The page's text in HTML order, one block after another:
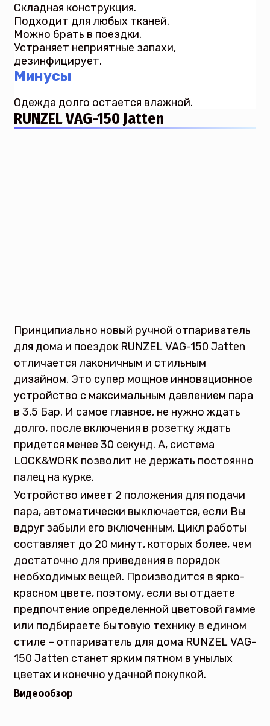
Складная конструкция.
Подходит для любых тканей.
Можно брать в поездки.
Устраняет неприятные запахи,
дезинфицирует.
Минусы
Одежда долго остается влажной.
RUNZEL VAG-150 Jatten
Принципиально новый ручной отпариватель
для дома и поездок RUNZEL VAG-150 Jatten
отличается лаконичным и стильным
дизайном. Это супер мощное инновационное
устройство с максимальным давлением пара
в 3,5 Бар. И самое главное, не нужно ждать
долго, после включения в розетку ждать
придется менее 30 секунд. А, система
LOCK&WORK позволит не держать постоянно
палец на курке.
Устройство имеет 2 положения для подачи
пара, автоматически выключается, если Вы
вдруг забыли его включенным. Цикл работы
составляет до 20 минут, которых более, чем
достаточно для приведения в порядок
необходимых вещей. Производится в ярко-
красном цвете, поэтому, если вы отдаете
предпочтение определенной цветовой гамме
или подбираете бытовую технику в едином
стиле – отпариватель для дома RUNZEL VAG-
150 Jatten станет ярким пятном в унылых
цветах и конечно удачной покупкой.
Видеообзор